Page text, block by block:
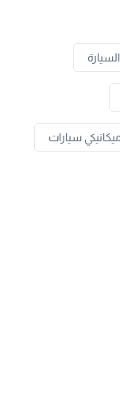
سيارات